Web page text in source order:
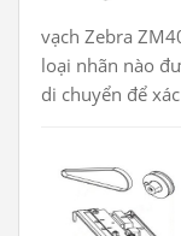
vạch Zebra
loại nhãn nào
di chuyển để